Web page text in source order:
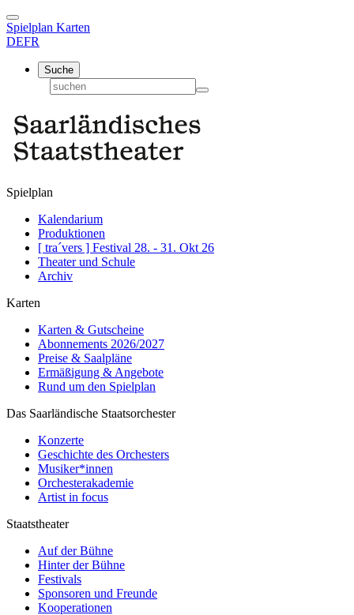
Spielplan Karten
DEFR
Suche
Spielplan
Kalendarium
Produktionen
[ tra´vers ] Festival 28. - 31. Okt 26
Theater und Schule
Archiv
Karten
Karten & Gutscheine
Abonnements 2026/2027
Preise & Saalpläne
Ermäßigung & Angebote
Rund um den Spielplan
Das Saarländische Staatsorchester
Konzerte
Geschichte des Orchesters
Musiker*innen
Orchesterakademie
Artist in focus
Staatstheater
Auf der Bühne
Hinter der Bühne
Festivals
Sponsoren und Freunde
Kooperationen